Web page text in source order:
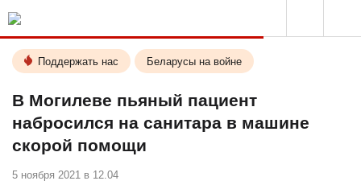
Поддержать нас Беларусы на войне
В Могилеве пьяный пациент
набросился на санитара в машине
скорой помощи
5 ноября 2021 в 12.04